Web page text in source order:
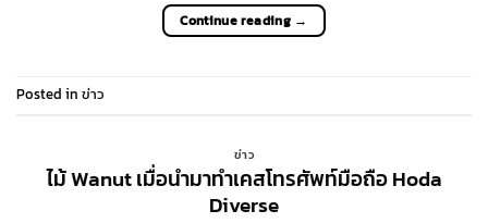
Continue reading →
Posted in ข่าว
ข่าว
ไม้ Wanut เมื่อนำมาทำเคสโทรศัพท์มือถือ Hoda
Diverse